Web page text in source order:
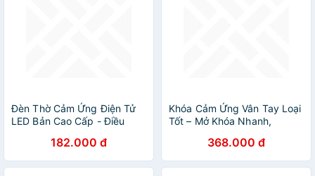
Đèn Thờ Cảm Ứng Điện Tử
LED Bản Cao Cấp - Điều
182.000 đ
Khóa Cảm Ứng Vân Tay Loại
Tốt – Mở Khóa Nhanh,
ĐÈN TRANG TRÍ
368.000 đ